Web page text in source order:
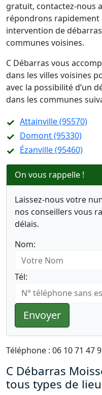
gratuit, contactez-nous
répondrons
intervention de
communes voisines.
C Débarras vous
dans les villes voisines
avec la possibilité d’un
dans les communes
Attainville (95570)
Domont (95330)
Ézanville (95460)
On vous rappelle !
Laissez-nous votre
nos conseillers vous
délais.
Nom:
Tél:
Envoyer
Téléphone : 06 10 71 47
C Débarras
tous types de